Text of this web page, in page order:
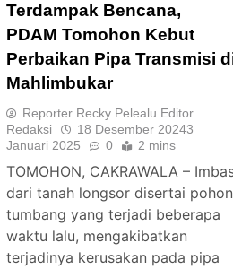
Terdampak Bencana,
PDAM Tomohon Kebut
Perbaikan Pipa Transmisi
Mahlimbukar
Reporter Recky Pelealu Editor
Redaksi
18 Desember 20243
Januari 2025
0 2 mins
TOMOHON, CAKRAWALA –
dari tanah longsor disertai pohon
tumbang yang terjadi beberapa
waktu lalu, mengakibatkan
terjadinya kerusakan pada pipa